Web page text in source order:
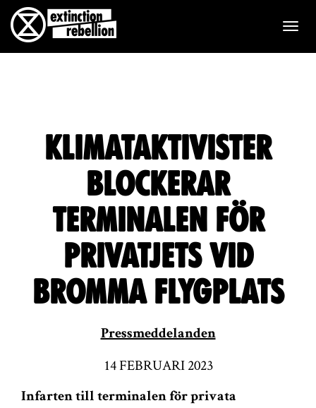
T
o
Klimataktivister
blockerar
terminalen för
privatjets vid
Bromma flygplats
Pressmeddelanden
14 FEBRUARI 2023
Infarten till terminalen för privata